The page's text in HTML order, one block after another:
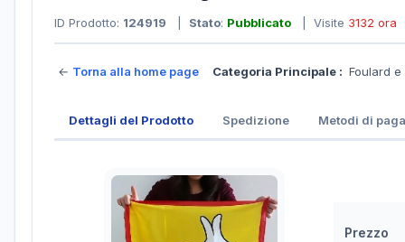
ID Prodotto: 124919 Stato: Pubblicato | Visite 3132 ora
← Torna alla home page Categoria Principale : Foulard
Dettagli del Prodotto Spedizione Metodi di
Prezzo